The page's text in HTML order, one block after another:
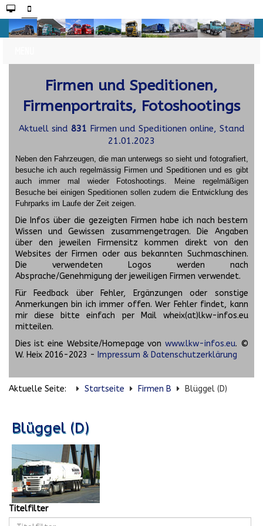
Firmen und Speditionen,
Firmenportraits, Fotoshootings
Aktuell sind 831 Firmen und Speditionen online, Stand
21.01.2023
Neben den Fahrzeugen, die man unterwegs so sieht und fotografiert,
besuche ich auch regelmässig Firmen und Speditionen und es gibt
auch immer mal wieder Fotoshootings.
Meine regelmäßigen
Besuche bei einigen Speditionen sollen zudem die Entwicklung des
Fuhrparks im Laufe der Zeit zeigen.
Die Infos über die gezeigten Firmen habe ich nach bestem
Wissen und Gewissen zusammengetragen. Die Angaben
über den jeweilen Firmensitz kommen direkt von den
Websites der Firmen oder aus bekannten Suchmaschinen.
Die verwendeten Logos werden nach
Absprache/Genehmigung der jeweiligen Firmen verwendet.
Für Feedback über Fehler, Ergänzungen oder sonstige
Anmerkungen bin ich immer offen. Wer Fehler findet, kann
mir diese bitte einfach per Mail wheix(at)lkw-infos.eu
mitteilen.
Dies ist eine Website/Homepage von www.lkw-infos.eu. ©
W. Heix 2016-2023 - Impressum & Datenschutzerklärung
Aktuelle Seite: Startseite Firmen B Blüggel (D)
Blüggel (D)
Titelfilter